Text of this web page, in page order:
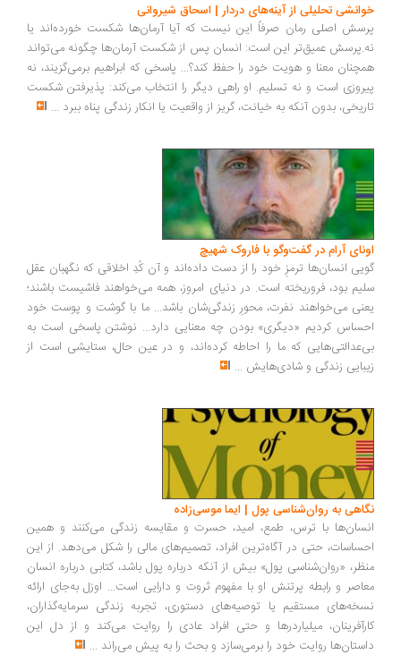
خوانشی تحلیلی از آینه‌های دردار | اسحاق شیروانی
پرسش اصلی رمان صرفاً این نیست که آیا آرمان‌ها شکست خورده‌اند یا
نه.پرسش عمیق‌تر این است: انسان پس از شکست آرمان‌ها چگونه می‌تواند
همچنان معنا و هویت خود را حفظ کند؟... پاسخی که ابراهیم برمی‌گزیند، نه
پیروزی است و نه تسلیم. او راهی دیگر را انتخاب می‌کند: پذیرفتن شکست
تاریخی، بدون آنکه به خیانت، گریز از واقعیت یا انکار زندگی پناه ببرد ...
اونای آرام در گفت‌وگو با فاروک شهیچ‭
گویی انسان‌ها ترمزِ خود را از دست داده‌اند و آن کُدِ اخلاقی که نگهبان عقل
سلیم بود، فروریخته است. در دنیای امروز، همه می‌خواهند فاشیست باشند؛
یعنی می‌خواهند نفرت، محورِ زندگی‌شان باشد... ما با گوشت و پوست خود
احساس کردیم «دیگری» بودن چه معنایی دارد... نوشتن پاسخی است به
بی‌عدالتی‌هایی که ما را احاطه کرده‌اند، و در عین حال، ستایشی است از
زیبایی زندگی و شادی‌هایش ...
نگاهی به روان‌شناسی پول | ایما موسی‌زاده
انسان‌ها با ترس، طمع، امید، حسرت و مقایسه زندگی می‌کنند و همین
احساسات، حتی در آگاه‌ترین افراد، تصمیم‌های مالی را شکل می‌دهد. از این
منظر، «روان‌شناسی پول» بیش از آنکه درباره پول باشد، کتابی درباره انسان
معاصر و رابطه پرتنش او با مفهوم ثروت و دارایی است... اوزل به‌جای ارائه
نسخه‌های مستقیم یا توصیه‌های دستوری، تجربه زندگی سرمایه‌گذاران،
کارآفرینان، میلیاردرها و حتی افراد عادی را روایت می‌کند و از دل این
داستان‌ها روایت خود را برمی‌سازد و بحث را به پیش می‌راند ...